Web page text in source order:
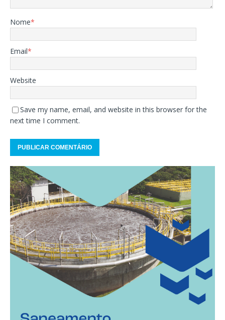
Nome*
Email*
Website
Save my name, email, and website in this browser for the
next time I comment.